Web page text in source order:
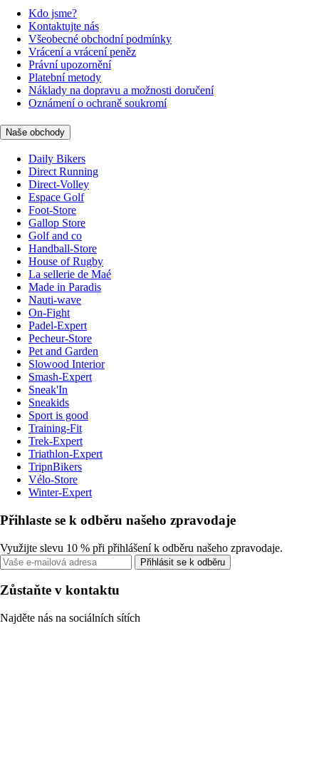
Kdo jsme?
Kontaktujte nás
Všeobecné obchodní podmínky
Vrácení a vrácení peněz
Právní upozornění
Platební metody
Náklady na dopravu a možnosti doručení
Oznámení o ochraně soukromí
Naše obchody
Daily Bikers
Direct Running
Direct-Volley
Espace Golf
Foot-Store
Gallop Store
Golf and co
Handball-Store
House of Rugby
La sellerie de Maé
Made in Paradis
Nauti-wave
On-Fight
Padel-Expert
Pecheur-Store
Pet and Garden
Slowood Interior
Smash-Expert
Sneak'In
Sneakids
Sport is good
Training-Fit
Trek-Expert
Triathlon-Expert
TripnBikers
Vélo-Store
Winter-Expert
Přihlaste se k odběru našeho zpravodaje
Využijte slevu 10 % při přihlášení k odběru našeho zpravodaje.
Přihlásit se k odběru
Zůstaňte v kontaktu
Najděte nás na sociálních sítích